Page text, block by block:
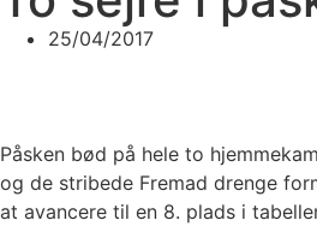
25/04/2017
Påsken bød på hele to
og de stribede Fremad drenge
at avancere til en 8. plads i